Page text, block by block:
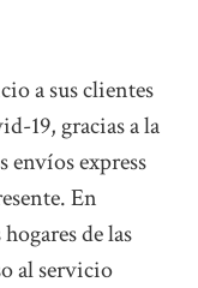
a sus clientes
19, gracias a la
envíos express
En
de las
al servicio